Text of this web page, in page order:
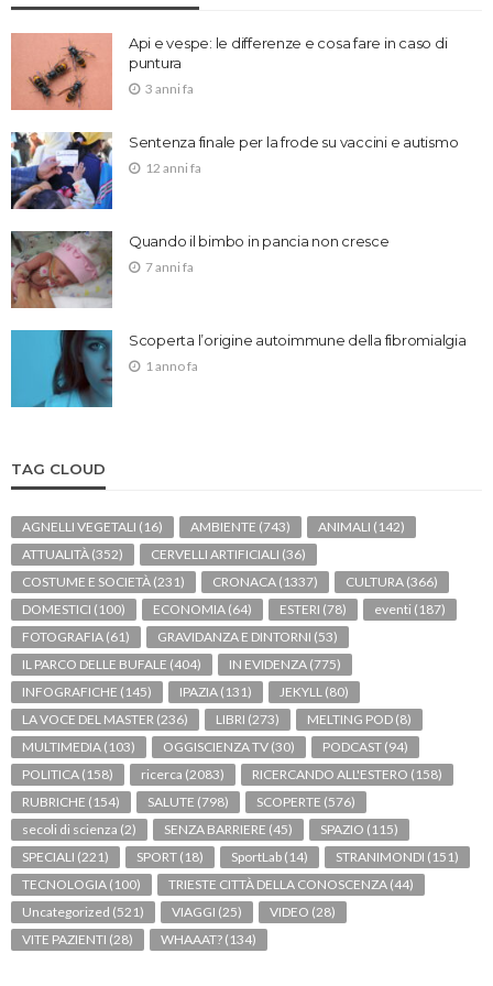
Api e vespe: le differenze e cosa fare in caso di
puntura
3 anni fa
Sentenza finale per la frode su vaccini e autismo
12 anni fa
Quando il bimbo in pancia non cresce
7 anni fa
Scoperta l’origine autoimmune della fibromialgia
1 anno fa
TAG CLOUD
AGNELLI VEGETALI (16) AMBIENTE (743) ANIMALI (142)
ATTUALITÀ (352) CERVELLI ARTIFICIALI (36)
COSTUME E SOCIETÀ (231) CRONACA (1337) CULTURA (366)
DOMESTICI (100) ECONOMIA (64) ESTERI (78) eventi (187)
FOTOGRAFIA (61) GRAVIDANZA E DINTORNI (53)
IL PARCO DELLE BUFALE (404) IN EVIDENZA (775)
INFOGRAFICHE (145) IPAZIA (131) JEKYLL (80)
LA VOCE DEL MASTER (236) LIBRI (273) MELTING POD (8)
MULTIMEDIA (103) OGGISCIENZA TV (30) PODCAST (94)
POLITICA (158) ricerca (2083) RICERCANDO ALL'ESTERO (158)
RUBRICHE (154) SALUTE (798) SCOPERTE (576)
secoli di scienza (2) SENZA BARRIERE (45) SPAZIO (115)
SPECIALI (221) SPORT (18) SportLab (14) STRANIMONDI (151)
TECNOLOGIA (100) TRIESTE CITTÀ DELLA CONOSCENZA (44)
Uncategorized (521) VIAGGI (25) VIDEO (28)
VITE PAZIENTI (28) WHAAAT? (134)